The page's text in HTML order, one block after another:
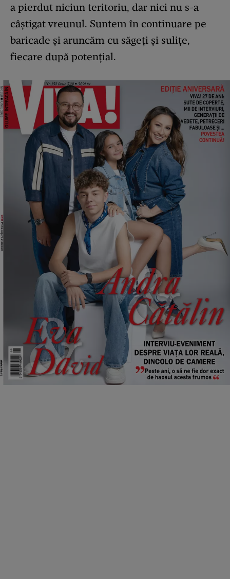
a pierdut niciun teritoriu, dar nici nu s-a
câștigat vreunul. Suntem în continuare pe
baricade și aruncăm cu săgeți și sulițe,
fiecare după potențial.